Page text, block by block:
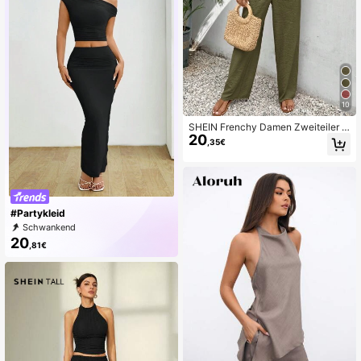
#Partykleid
Schwankend
20,81€
10
SHEIN Frenchy Damen Zweiteiler S
et mit loser Struktur und Unifarbe, lä
ssiger Zweiteiler, erdige Kleidung
20 ,35€